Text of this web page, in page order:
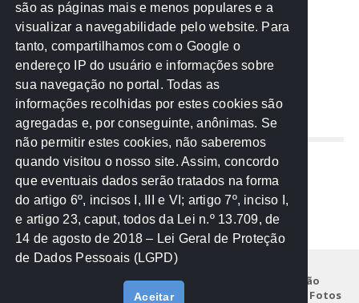
MPF Notícias PF PGE-MT PGR
Receita Federal Sem categoria
TCE-MT TCU TRE
REDE NOS ESTADOS
Mato Grosso do Sul
Paraná
Nacional
Institucional
Legislação
Notícias
Galeria de Fotos
são as páginas mais e menos populares e a
visualizar a navegabilidade pelo website. Para
tanto, compartilhamos com o Google o
endereço IP do usuário e informações sobre
sua navegação no portal. Todas as
informações recolhidas por estes cookies são
agregadas e, por conseguinte, anônimas. Se
não permitir estes cookies, não saberemos
quando visitou o nosso site. Assim, concordo
que eventuais dados serão tratados na forma
do artigo 6º, incisos I, III e VI; artigo 7º, inciso I,
e artigo 23, caput, todos da Lei n.º 13.709, de
14 de agosto de 2018 – Lei Geral de Proteção
de Dados Pessoais (LGPD)
Aceitar